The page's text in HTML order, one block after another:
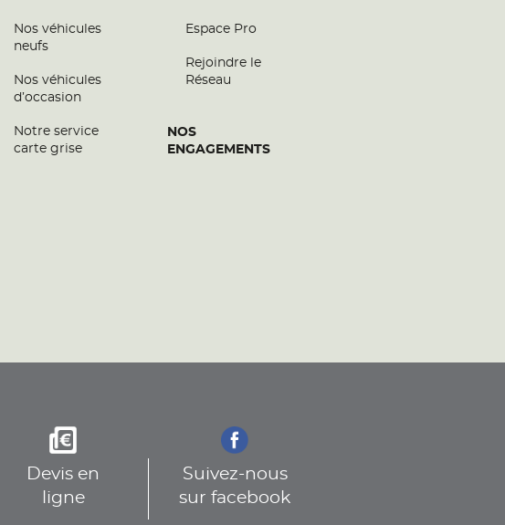
Nos véhicules
neufs
Nos véhicules
d’occasion
Notre service
carte grise
Espace Pro
Rejoindre le
Réseau
NOS
ENGAGEMENTS
Devis en
ligne
Suivez-nous
sur facebook